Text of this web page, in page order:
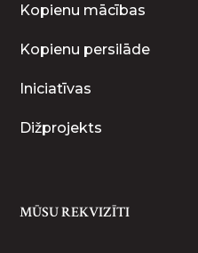
Kopienu mācības
Kopienu persilāde
Iniciatīvas
Dižprojekts
MŪSU REKVIZĪTI